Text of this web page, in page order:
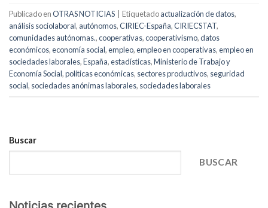
Publicado enOTRAS NOTICIAS Etiquetadoactualización de datos,
análisis sociolaboral, autónomos,CIRIEC-España,CIRIECSTAT,
comunidades autónomas.,cooperativas,cooperativismo,datos
económicos,economía social,empleo,empleo en cooperativas,empleo en
sociedades laborales,España,estadísticas,Ministerio de Trabajo y
Economía Social,políticas económicas, sectores productivos, seguridad
social, sociedades anónimas laborales, sociedades laborales
Buscar
BUSCAR